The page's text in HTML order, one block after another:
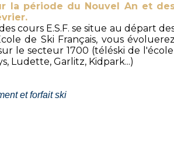
la période du Nouvel An et
cours E.S.F. se situe au départ
de Ski Français, vous
le secteur 1700 (téléski de
Ludette, Garlitz, Kidpark...)
et forfait ski